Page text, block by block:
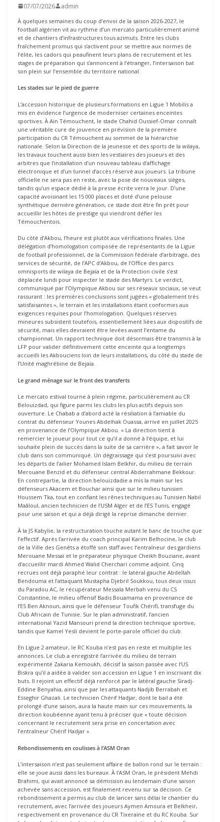
07/07/2026 admin
À quelques semaines du coup d’envoi de la saison 2026-2027, le
football algérien vit au rythme d’un mercato particulièrement animé
et de chantiers d’infrastructures tous azimuts. Entre les clubs
fraîchement promus qui s’activent pour se mettre aux normes de
l’élite, les cadors qui peaufinent leurs plans de recrutement et les
stages de préparation qui s’annoncent à l’étranger, l’intersaison bat
son plein sur l’ensemble du territoire national.
Les stades sur le pied de guerre
L’accession historique de plusieurs formations en Ligue 1 Mobilis a
mis en évidence l’urgence de moderniser certaines enceintes
sportives. À Aïn Témouchent, le stade Chahid Oussief-Omar connaît
une véritable cure de jouvence en prévision de la première
participation du CR Témouchent au sommet de la hiérarchie
nationale. Selon la Direction de la jeunesse et des sports de la wilaya,
les travaux touchent aussi bien les vestiaires des joueurs et des
arbitres que l’installation d’un nouveau tableau d’affichage
électronique et d’un tunnel d’accès réservé aux joueurs. La tribune
officielle ne sera pas en reste, avec la pose de nouveaux sièges,
tandis qu’un espace dédié à la presse écrite verra le jour. D’une
capacité avoisinant les 15 000 places et doté d’une pelouse
synthétique dernière génération, ce stade doit être fin prêt pour
accueillir les hôtes de prestige qui viendront défier les
Témouchentois.
Du côté d’Akbou, l’heure est plutôt aux vérifications finales. Une
délégation d’homologation composée de représentants de la Ligue
de football professionnel, de la Commission fédérale d’arbitrage, des
services de sécurité, de l’APC d’Akbou, de l’Office des parcs
omnisports de wilaya de Bejaïa et de la Protection civile s’est
déplacée lundi pour inspecter le stade des Martyrs. Le verdict,
communiqué par l’Olympique Akbou sur ses réseaux sociaux, se veut
rassurant : les premières conclusions sont jugées « globalement très
satisfaisantes », le terrain et les installations étant conformes aux
exigences requises pour l’homologation. Quelques réserves
mineures subsistent toutefois, essentiellement liées aux dispositifs de
sécurité, mais elles devraient être levées avant l’entame du
championnat. Un rapport technique doit désormais être transmis à la
LFP pour valider définitivement cette enceinte qui a longtemps
accueilli les Akbouciens loin de leurs installations, du côté du stade de
l’Unité maghrébine de Bejaïa.
Le grand ménage sur le front des transferts
Le mercato estival tourne à plein régime, particulièrement au CR
Belouizdad, qui figure parmi les clubs les plus actifs depuis son
ouverture. Le Chabab a d’abord acté la résiliation à l’amiable du
contrat du défenseur Younes Abdelhak Ouassa, arrivé en juillet 2025
en provenance de l’Olympique Akbou. « La direction tient à
remercier le joueur pour tout ce qu’il a donné à l’équipe, et lui
souhaite plein de succès dans la suite de sa carrière », a fait savoir le
club dans son communiqué. Un dégraissage qui s’est poursuivi avec
les départs de l’ailier Mohamed Islam Belkhir, du milieu de terrain
Merouane Benzid et du défenseur central Abderrahmane Bekkour.
En contrepartie, la direction belouizdadie a mis la main sur les
défenseurs Akacem et Bouchar ainsi que sur le milieu tunisien
Houssem Tka, tout en confiant les rênes techniques au Tunisien Nabil
Maâloul, ancien technicien de l’USM Alger et de l’ES Tunis, engagé
pour une saison et qui a déjà dirigé la reprise dimanche dernier.
À la JS Kabylie, la restructuration touche autant le banc de touche que
l’effectif. Après l’arrivée du coach principal Karim Belhocine, le club
de la Ville des Genêts a étoffé son staff avec l’entraîneur des gardiens
Merouane Messaï et le préparateur physique Cheikh Bouziane, avant
d’accueillir mardi Ahmed Walid Cherchari comme adjoint. Cinq
recrues ont déjà paraphé leur contrat : le latéral gauche Abdellah
Bendouma et l’attaquant Mustapha Djebril Soukkou, tous deux issus
du Paradou AC, le récupérateur Messala Merbah venu du CS
Constantine, le milieu offensif Badis Bouamama en provenance de
l’ES Ben Aknoun, ainsi que le défenseur Toufik Chérifi, transfuge du
Club Africain de Tunisie. Sur le plan administratif, l’ancien
international Yazid Mansouri prend la direction technique sportive,
tandis que Kamel Yesli devient le porte-parole officiel du club.
En Ligue 2 amateur, le RC Kouba n’est pas en reste et multiplie les
annonces. Le club a enregistré l’arrivée du milieu de terrain
expérimenté Zakaria Kemoukh, décisif la saison passée avec l’US
Biskra qu’il a aidée à valider son accession en Ligue 1 en inscrivant dix
buts. Il rejoint un effectif déjà renforcé par le latéral gauche Siradj-
Eddine Benyahia, ainsi que par les attaquants Nadjib Berrabah et
Esseghir Ghazali. Le technicien Chérif Hadjar, dont le bail a été
prolongé d’une saison, aura la haute main sur ces mouvements, la
direction koubéenne ayant tenu à préciser que « toute décision
concernant le recrutement sera prise en concertation avec
l’entraîneur Chérif Hadjar ».
Rebondissements en coulisses à l’ASM Oran
L’intersaison n’est pas seulement affaire de ballon rond sur le terrain :
elle se joue aussi dans les bureaux. À l’ASM Oran, le président Mehdi
Brahimi, qui avait annoncé sa démission au lendemain d’une saison
achevée sans accession, est finalement revenu sur sa décision. Ce
rebondissement a permis au club de lancer sans délai le chantier du
recrutement, avec l’arrivée des joueurs Aymen Amoura et Belkheir,
respectivement en provenance du CR Tixeraïne et du RC Kouba. Sur